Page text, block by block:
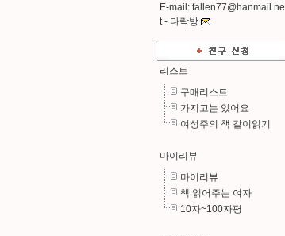
E-mail: fallen77@hanmail.ne
t - 다락방
리스트
구매리스트
가지고는 있어요
여성주의 책 같이읽기
마이리뷰
마이리뷰
책 읽어주는 여자
10자~100자평